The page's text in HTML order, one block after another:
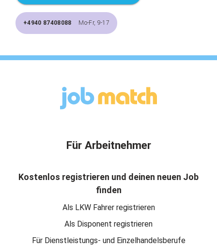
+4940 87408088 Mo-Fr, 9-17
Für Arbeitnehmer
Kostenlos registrieren und deinen neuen Job
finden
Als LKW Fahrer registrieren
Als Disponent registrieren
Für Dienstleistungs- und Einzelhandelsberufe